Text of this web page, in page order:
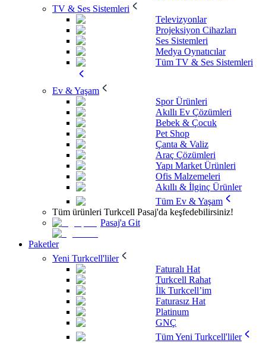
TV & Ses Sistemleri
Televizyonlar
Projeksiyon Cihazları
Ses Sistemleri
Medya Oynatıcılar
Tüm TV & Ses Sistemleri
Ev & Yaşam
Spor Ürünleri
Akıllı Ev Çözümleri
Bebek & Çocuk
Pet Shop
Çanta & Valiz
Araç Çözümleri
Yapı Market Ürünleri
Ofis Malzemeleri
Akıllı & İlginç Ürünler
Tüm Ev & Yaşam
Tüm ürünleri Turkcell Pasaj'da keşfedebilirsiniz!
Pasaj'a Git
Paketler
Yeni Turkcell'liler
Faturalı Hat
Turkcell Rahat
İlk Turkcell’im
Faturasız Hat
Platinum
GNÇ
Tüm Yeni Turkcell'liler